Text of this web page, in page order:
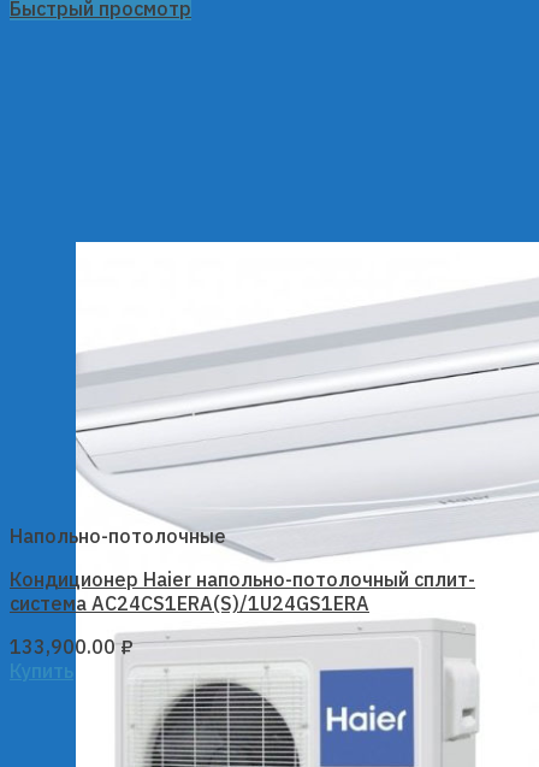
Быстрый просмотр
Напольно-потолочные
Кондиционер Haier напольно-потолочный сплит-
система AC24CS1ERA(S)/1U24GS1ERA
133,900.00₽
Купить